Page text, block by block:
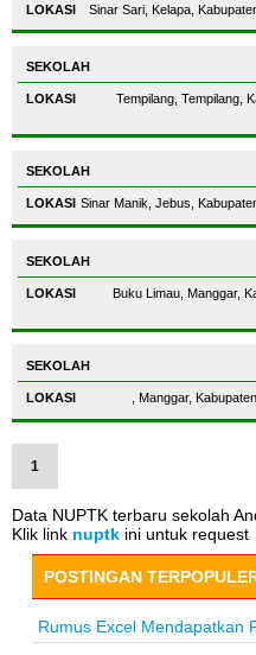
Sinar Sari, Kelapa,
Tempilang, Tempilang,
Sinar Manik, Jebus,
Buku Limau, Manggar,
, Manggar,
1
Data NUPTK terbaru sekolah
Klik link nuptk ini untuk request
POSTINGAN
Rumus Excel Mendapatkan